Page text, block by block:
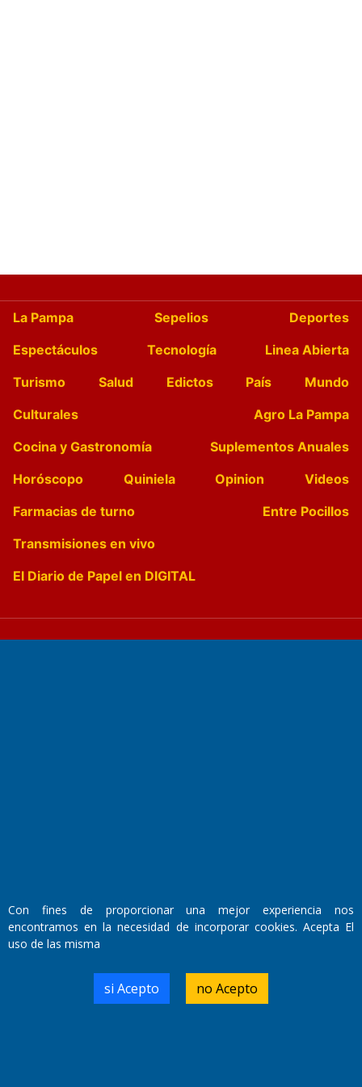
La Pampa Sepelios
Deportes
Espectáculos
Tecnología
Linea Abierta
Turismo
Salud Edictos País
Mundo
Culturales
Agro La Pampa
Cocina y Gastronomía
Suplementos Anuales
Horóscopo
Quiniela Opinion
Videos
Farmacias de turno
Entre Pocillos
Transmisiones en vivo
El Diario de Papel en DIGITAL
Domicilio Legal: José Ingenieros 855,
Número de Registro DNDA:
RL-2019-55551274-APN-DNDA#MJ
Con fines de proporcionar una mejor experiencia nos
encontramos en la necesidad de incorporar cookies. Acepta El
uso de las misma
si Acepto no Acepto